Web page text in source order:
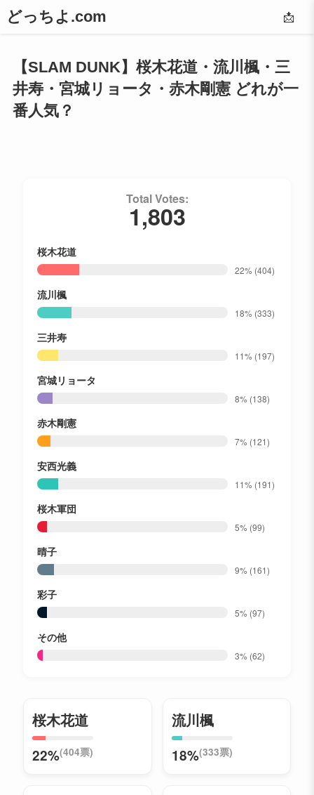
どっちよ.com 📩
【SLAM DUNK】桜木花道・流川楓・三
井寿・宮城リョータ・赤木剛憲 どれが一
番人気？
Total Votes:
1,803
桜木花道
22% (404)
流川楓
18% (333)
三井寿
11% (197)
宮城リョータ
8% (138)
赤木剛憲
7% (121)
安西光義
11% (191)
桜木軍団
5% (99)
晴子
9% (161)
彩子
5% (97)
その他
3% (62)
桜木花道
22%(404票)
流川楓
18%(333票)